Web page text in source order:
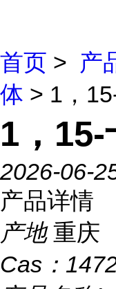
首页 > 产
体 > 1，
1，
2026-06-
产品详情
产地 重庆
Cas：